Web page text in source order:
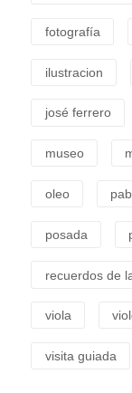
fotografía
ilustracion
josé ferrero
museo
oleo
posada
recuerdos de
viola
visita guiada